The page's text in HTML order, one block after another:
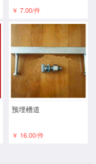
￥ 7.00/件
预埋槽道
￥ 16.00/件